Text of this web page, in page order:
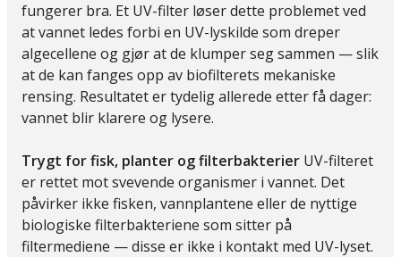
fungerer bra. Et UV-filter løser dette problemet ved
at vannet ledes forbi en UV-lyskilde som dreper
algecellene og gjør at de klumper seg sammen — slik
at de kan fanges opp av biofilterets mekaniske
rensing. Resultatet er tydelig allerede etter få dager:
vannet blir klarere og lysere.
Trygt for fisk, planter og filterbakterier UV-filteret
er rettet mot svevende organismer i vannet. Det
påvirker ikke fisken, vannplantene eller de nyttige
biologiske filterbakteriene som sitter på
filtermediene — disse er ikke i kontakt med UV-lyset.